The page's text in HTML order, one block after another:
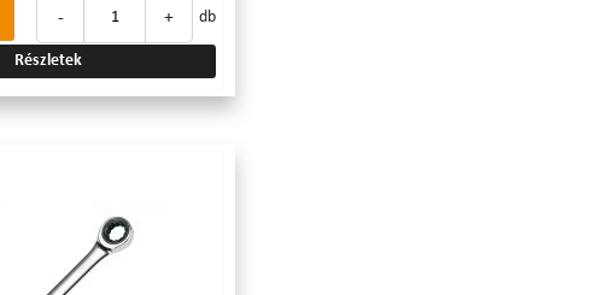
- + db
Részletek